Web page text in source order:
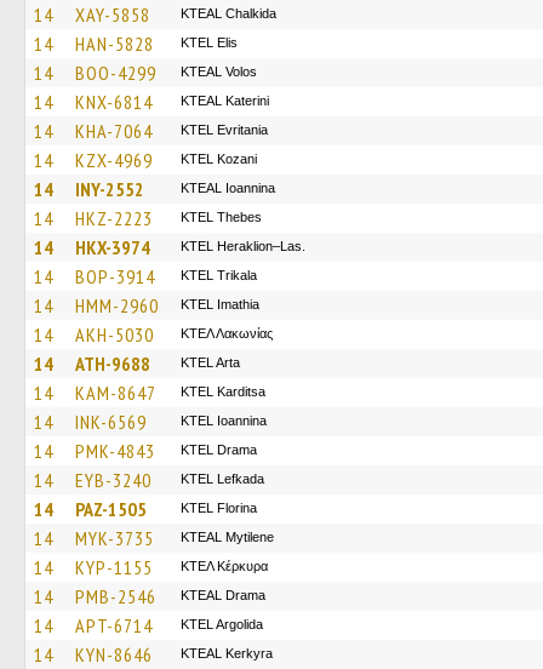
14 XAY-5858 KTEAL Chalkida
14 HAN-5828 KTEL Elis
14 BOO-4299 KTEAL Volos
14 KNX-6814 KTEAL Katerini
14 KHA-7064 ΚΤΕL Evritania
14 KZX-4969 ΚΤΕL Kozani
14 INY-2552 KTEAL Ioannina
14 HKZ-2223 KTEL Thebes
14 HKX-3974 KTEL Heraklion–Las.
14 BOP-3914 ΚΤΕL Τrikala
14 HMM-2960 KTEL Imathia
14 AKH-5030 ΚΤΕΛ Λακωνίας
14 ATH-9688 KTEL Arta
14 KAM-8647 ΚΤΕL Karditsa
14 INK-6569 KTEL Ioannina
14 PMK-4843 KTEL Drama
14 EYB-3240 KTEL Lefkada
14 PAZ-1505 KTEL Florina
14 MYK-3735 KTEAL Mytilene
14 KYP-1155 ΚΤΕΛ Κέρκυρα
14 PMB-2546 KTEAL Drama
14 APT-6714 KTEL Argolida
14 KYN-8646 KTEAL Kerkyra